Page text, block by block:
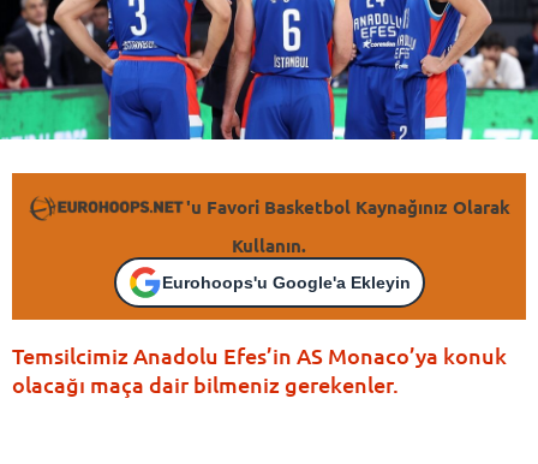
'u Favori Basketbol Kaynağınız Olarak
Kullanın.
Eurohoops'u Google'a Ekleyin
Temsilcimiz Anadolu Efes’in AS Monaco’ya konuk
olacağı maça dair bilmeniz gerekenler.